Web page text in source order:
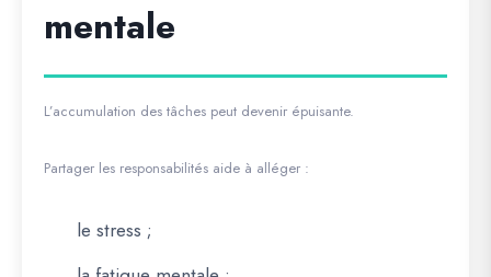
mentale
L’accumulation des tâches peut devenir épuisante.
Partager les responsabilités aide à alléger :
le stress ;